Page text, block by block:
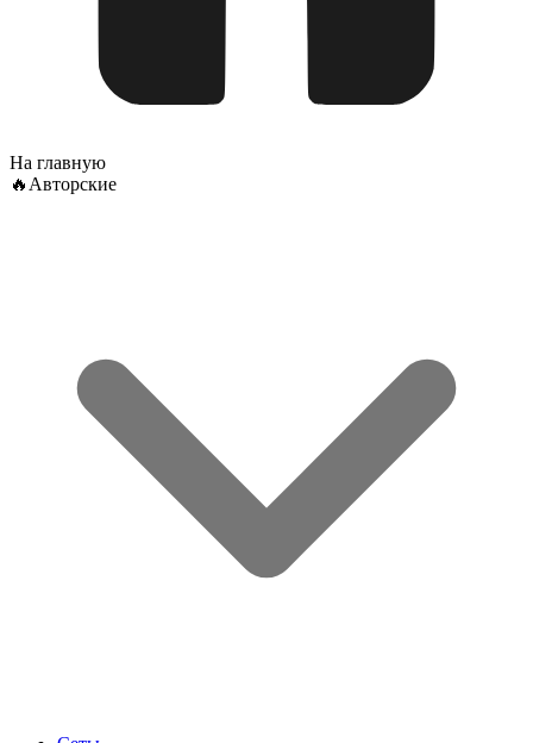
На главную
🔥Авторские